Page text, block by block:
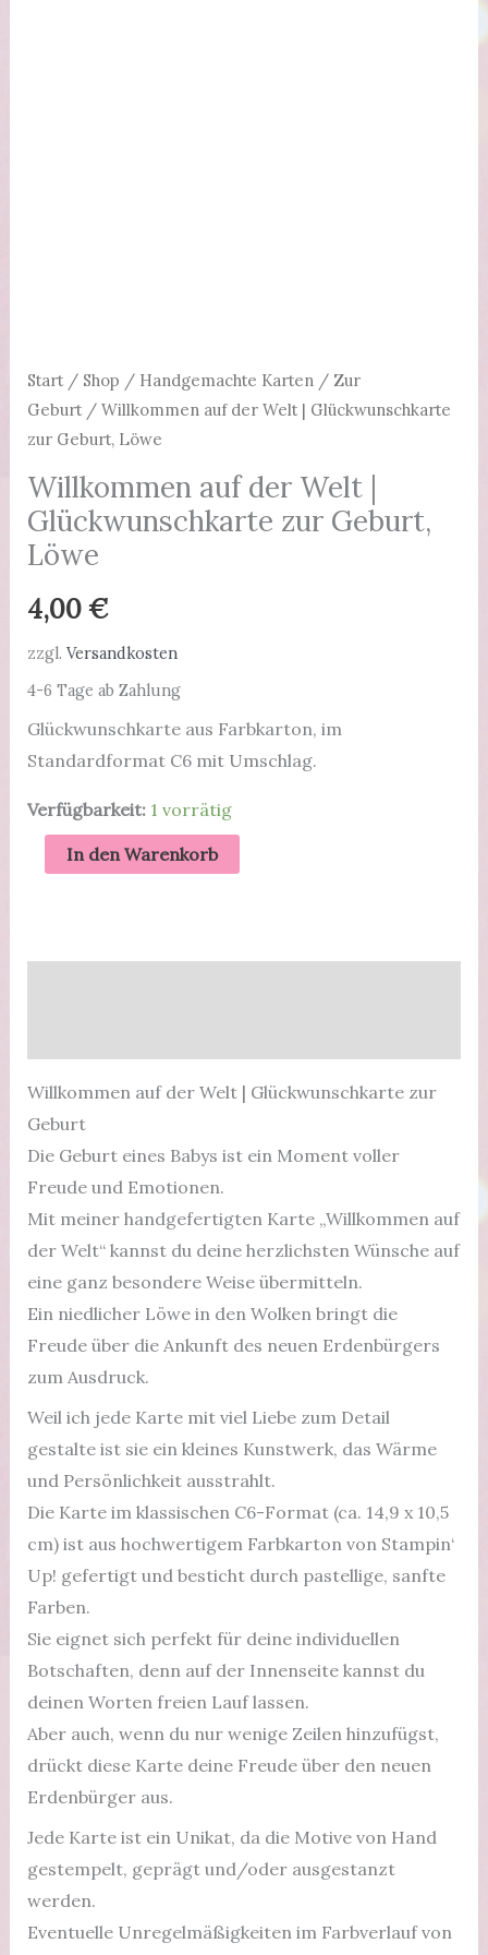
Start/ Shop / Handgemachte Karten/ Zur
Geburt/ Willkommen auf der Welt | Glückwunschkarte
zur Geburt, Löwe
Willkommen auf der Welt |
Glückwunschkarte zur Geburt,
Löwe
4,00€
zzgl. Versandkosten
4-6 Tage ab Zahlung
Glückwunschkarte aus Farbkarton, im
Standardformat C6 mit Umschlag.
Verfügbarkeit: 1 vorrätig
Willkommen
auf
Löwe
Menge
In den Warenkorb
Willkommen auf der Welt | Glückwunschkarte zur
Geburt
Die Geburt eines Babys ist ein Moment voller
Freude und Emotionen.
Mit meiner handgefertigten Karte „Willkommen auf
der Welt“ kannst du deine herzlichsten Wünsche auf
eine ganz besondere Weise übermitteln.
Ein niedlicher Löwe in den Wolken bringt die
Freude über die Ankunft des neuen Erdenbürgers
zum Ausdruck.
Weil ich jede Karte mit viel Liebe zum Detail
gestalte ist sie ein kleines Kunstwerk, das Wärme
und Persönlichkeit ausstrahlt.
Die Karte im klassischen C6-Format (ca. 14,9 x 10,5
cm) ist aus hochwertigem Farbkarton von Stampin‘
Up! gefertigt und besticht durch pastellige, sanfte
Farben.
Sie eignet sich perfekt für deine individuellen
Botschaften, denn auf der Innenseite kannst du
deinen Worten freien Lauf lassen.
Aber auch, wenn du nur wenige Zeilen hinzufügst,
drückt diese Karte deine Freude über den neuen
Erdenbürger aus.
Jede Karte ist ein Unikat, da die Motive von Hand
gestempelt, geprägt und/oder ausgestanzt
werden.
Eventuelle Unregelmäßigkeiten im Farbverlauf von